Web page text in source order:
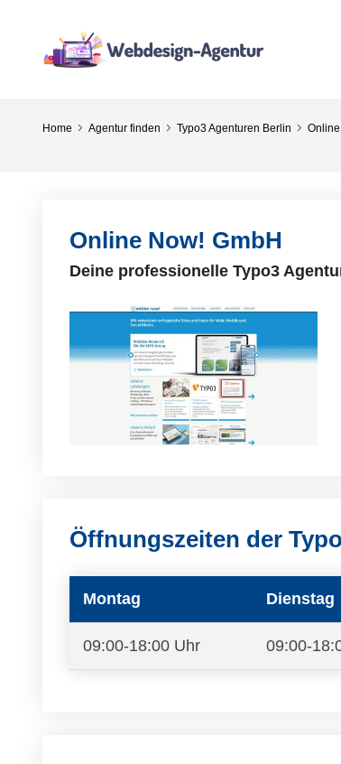
Home Agentur finden Typo3 Agenturen Berlin
Online Now! GmbH
Deine professionelle Typo3
Öffnungszeiten der
Montag Dienstag
09:00-18:00 Uhr 09:00-